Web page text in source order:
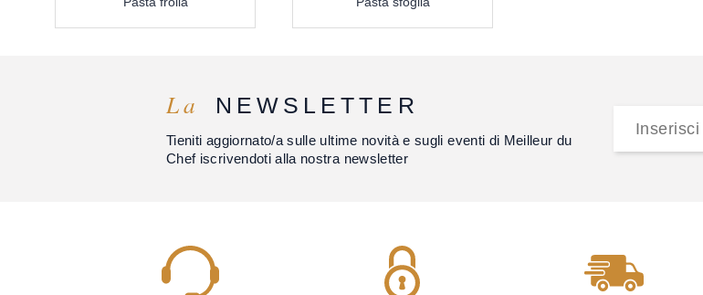
La NEWSLETTER
Tieniti aggiornato/a sulle ultime novità e sugli eventi di Meilleur du
Chef iscrivendoti alla nostra newsletter